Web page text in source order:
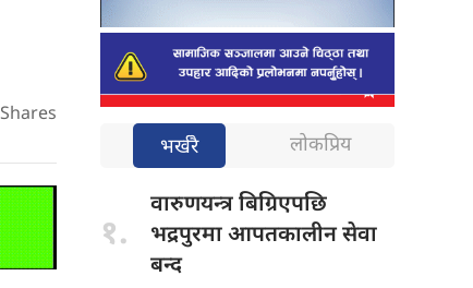
Shares
भर्खरै लोकप्रिय
१.
वारुणयन्त्र बिग्रिएपछि
भद्रपुरमा आपतकालीन सेवा
बन्द